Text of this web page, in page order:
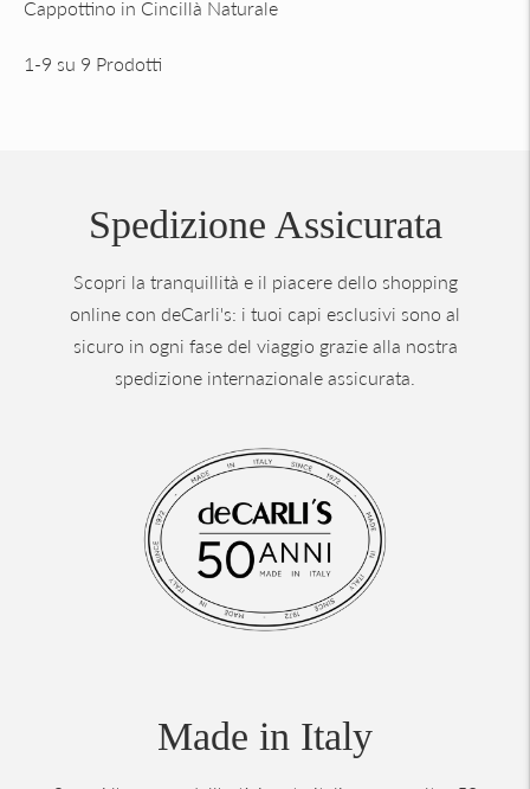
Cappottino in Cincillà Naturale
1-9 su 9 Prodotti
Spedizione Assicurata
Scopri la tranquillità e il piacere dello shopping
online con deCarli's: i tuoi capi esclusivi sono al
sicuro in ogni fase del viaggio grazie alla nostra
spedizione internazionale assicurata.
Made in Italy